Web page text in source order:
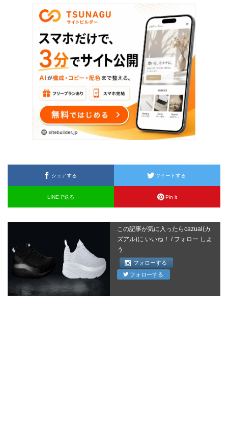
シェアする ツイートする
LINEで送る Pin it
この記事が気に入ったらcazual(カ
ズアル)に いいね！ / フォロー しよ
う
フォローする
フォローする